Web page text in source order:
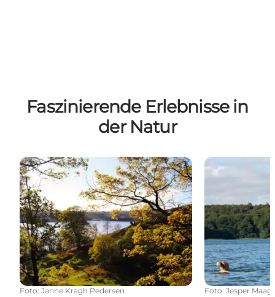
Faszinierende Erlebnisse in
der Natur
Das Gebiet Dollerup Berge in Mitteljütland
Foto: Janne Kragh Pedersen
Der Badesee
Foto: Jesper